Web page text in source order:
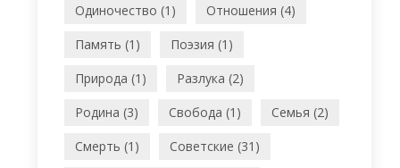
Одиночество (1)
Отношения (4)
Память (1)
Поэзия (1)
Природа (1)
Разлука (2)
Родина (3)
Свобода (1)
Семья (2)
Смерть (1)
Советские (31)